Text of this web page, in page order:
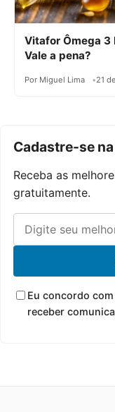
Vitafor Ômega 3
Vale a pena?
Por Miguel Lima 21
Cadastre-se
Receba as
gratuitamente.
Eu concordo
receber